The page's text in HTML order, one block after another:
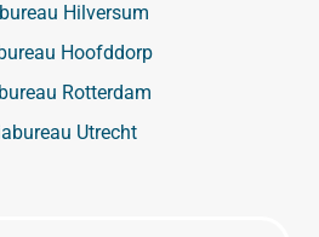
Hilversum
Hoofddorp
Rotterdam
Utrecht